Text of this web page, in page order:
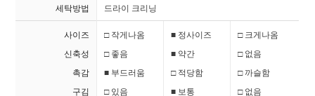
세탁방법
드라이 크리닝
사이즈 □ 작게나옴 ■ 정사이즈
□ 크게나옴
신축성
□ 좋음 ■ 약간
□ 없음
촉감
■ 부드러움 □ 적당함
□ 까슬함
구김
□ 있음 ■ 보통
□ 없음